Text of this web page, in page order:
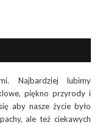
Najbardziej lubimy
piękno przyrody i
aby nasze życie było
ale też ciekawych